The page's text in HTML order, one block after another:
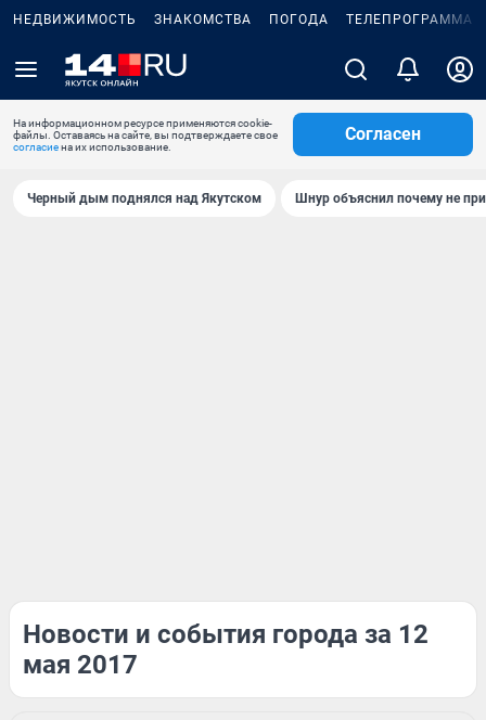
НЕДВИЖИМОСТЬ ЗНАКОМСТВА ПОГОДА ТЕЛЕПРОГРАММА
На информационном ресурсе применяются cookie-
файлы. Оставаясь на сайте, вы подтверждаете свое
согласиена их использование.
Согласен
Черный дым поднялся над Якутском Шнур объяснил почему не
Новости и события города за 12
мая 2017